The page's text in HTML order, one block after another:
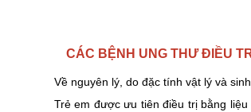
CÁC BỆNH UNG THƯĐIỀU
Về nguyên lý, do đặc tính vật lý và
Trẻ em được ưu tiên điều trị bằng